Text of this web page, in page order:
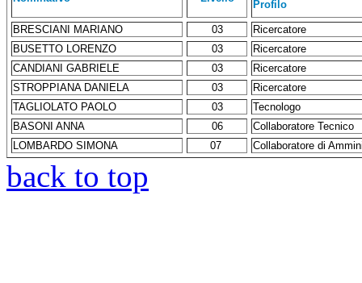
Profilo
BRESCIANI MARIANO 03
Ricercatore
BUSETTO LORENZO
03
Ricercatore
CANDIANI GABRIELE
03
Ricercatore
STROPPIANA DANIELA
03
Ricercatore
TAGLIOLATO PAOLO
03
Tecnologo
BASONI ANNA
06
Collaboratore Tecnico
LOMBARDO SIMONA
07 Collaboratore di
back to top